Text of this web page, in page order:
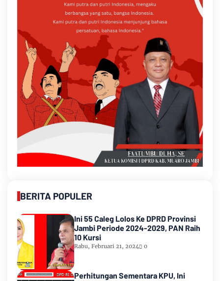
BERITA POPULER
Ini 55 Caleg Lolos Ke DPRD Provinsi
Jambi Periode 2024-2029, PAN Raih
10 Kursi
Rabu, Februari 21, 2024 0
Perhitungan Sementara KPU, Ini